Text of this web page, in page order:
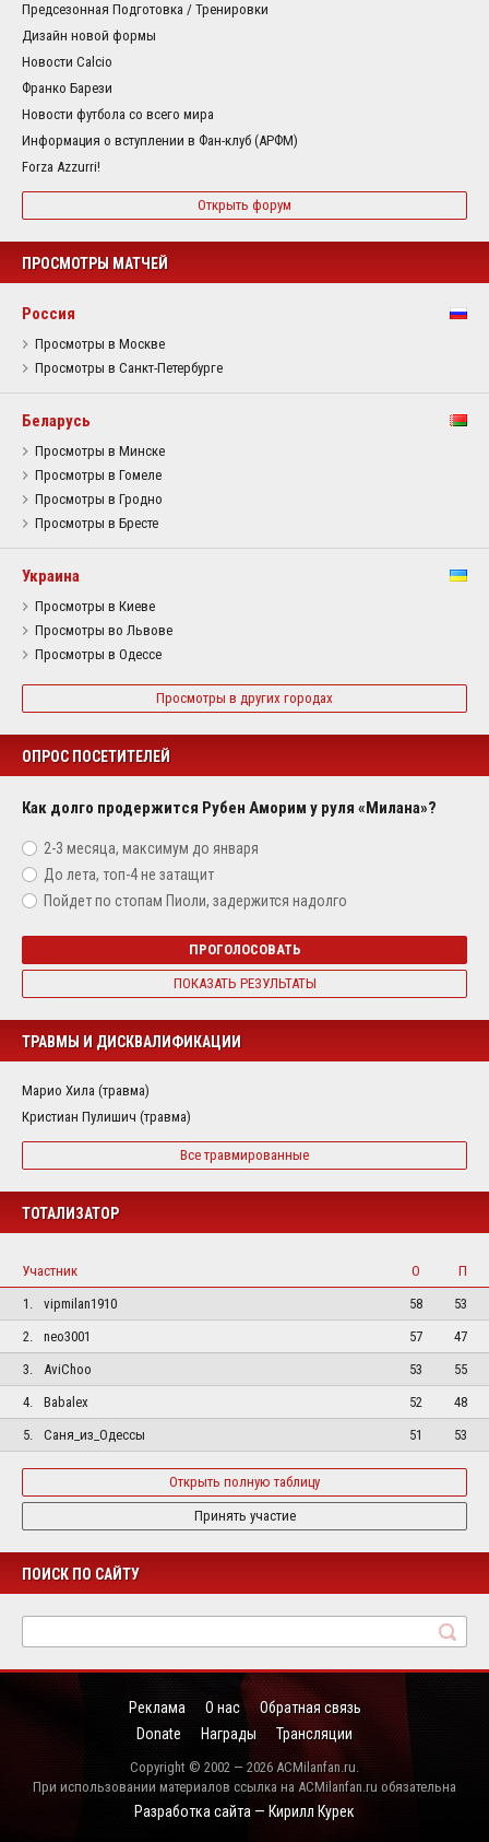
Предсезонная Подготовка / Тренировки
Дизайн новой формы
Новости Calcio
Франко Барези
Новости футбола со всего мира
Информация о вступлении в Фан-клуб (АРФМ)
Forza Azzurri!
Открыть форум
ПРОСМОТРЫ МАТЧЕЙ
Россия
Просмотры в Москве
Просмотры в Санкт-Петербурге
Беларусь
Просмотры в Минске
Просмотры в Гомеле
Просмотры в Гродно
Просмотры в Бресте
Украина
Просмотры в Киеве
Просмотры во Львове
Просмотры в Одессе
Просмотры в других городах
ОПРОС ПОСЕТИТЕЛЕЙ
Как долго продержится Рубен Аморим у руля «Милана»?
2-3 месяца, максимум до января
До лета, топ-4 не затащит
Пойдет по стопам Пиоли, задержится надолго
ПРОГОЛОСОВАТЬ
ПОКАЗАТЬ РЕЗУЛЬТАТЫ
ТРАВМЫ И ДИСКВАЛИФИКАЦИИ
Марио Хила (травма)
Кристиан Пулишич (травма)
Все травмированные
ТОТАЛИЗАТОР
Участник О
П
1.
vipmilan1910 58
53
2.
neo3001 57
47
3.
AviChoo 53
55
4.
Babalex 52
48
5.
Саня_из_Одессы 51 53
Открыть полную таблицу
Принять участие
ПОИСК ПО САЙТУ
Реклама О нас
Обратная связь
Donate
Награды Трансляции
Copyright © 2002 — 2026 ACMilanfan.ru.
При использовании материалов ссылка на ACMilanfan.ru обязательна
Разработка сайта — Кирилл Курек